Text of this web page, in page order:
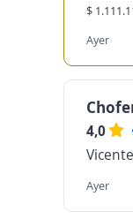
$
Ayer
4,0
Ayer